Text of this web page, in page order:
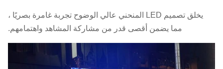
يخلق تصميم LED المنحني عالي الوضوح تجربة غامرة بصريًا ،
مما يضمن أقصى قدر من مشاركة المشاهد واهتمامهم.